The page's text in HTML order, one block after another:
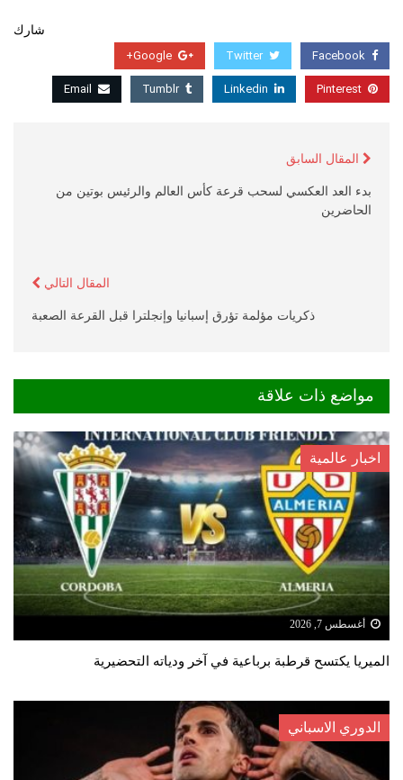
شارك
Facebook
Twitter
Google+
Pinterest
Linkedin
Tumblr
Email
المقال السابق
بدء العد العكسي لسحب قرعة كأس العالم والرئيس بوتين من
الحاضرين
المقال التالي
ذكريات مؤلمة تؤرق إسبانيا وإنجلترا قبل القرعة الصعبة
مواضع ذات علاقة
اخبار عالمية
أغسطس 7, 2026
الميريا يكتسح قرطبة برباعية في آخر ودياته التحضيرية
الدوري الاسباني